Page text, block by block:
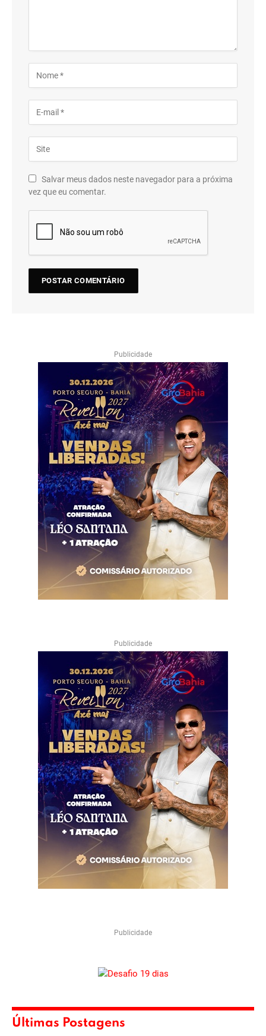
Salvar meus dados neste navegador para a próxima
vez que eu comentar.
Publicidade
Publicidade
Publicidade
Últimas Postagens